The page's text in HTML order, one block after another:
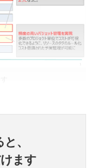
、
ます